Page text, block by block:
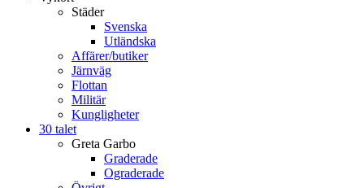
Städer
Svenska
Utländska
Affärer/butiker
Järnväg
Flottan
Militär
Kungligheter
30 talet
Greta Garbo
Graderade
Ograderade